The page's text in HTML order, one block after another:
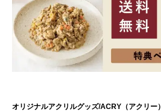
オリジナルアクリルグッズ/ACRY（アクリー）